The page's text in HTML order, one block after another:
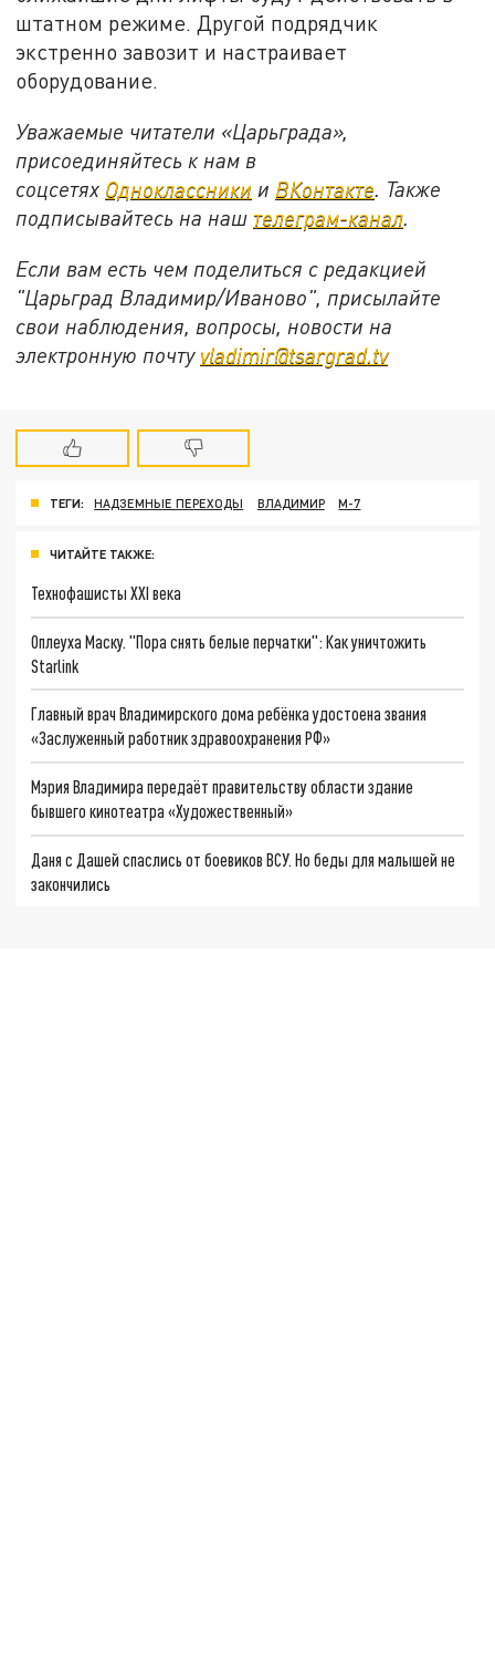
штатном режиме. Другой подрядчик
экстренно завозит и настраивает
оборудование.
Уважаемые читатели «Царьграда»,
присоединяйтесь к нам в
соцсетях Одноклассники и ВКонтакте. Также
подписывайтесь на наш телеграм-канал.
Если вам есть чем поделиться с редакцией
"Царьград Владимир/Иваново", присылайте
свои наблюдения, вопросы, новости на
электронную почту vladimir@tsargrad.tv
ТЕГИ: НАДЗЕМНЫЕ ПЕРЕХОДЫ ВЛАДИМИР М-7
ЧИТАЙТЕ ТАКЖЕ:
Технофашисты XXI века
Оплеуха Маску. "Пора снять белые перчатки": Как уничтожить
Starlink
Главный врач Владимирского дома ребёнка удостоена звания
«Заслуженный работник здравоохранения РФ»
Мэрия Владимира передаёт правительству области здание
бывшего кинотеатра «Художественный»
Даня с Дашей спаслись от боевиков ВСУ. Но беды для малышей не
закончились